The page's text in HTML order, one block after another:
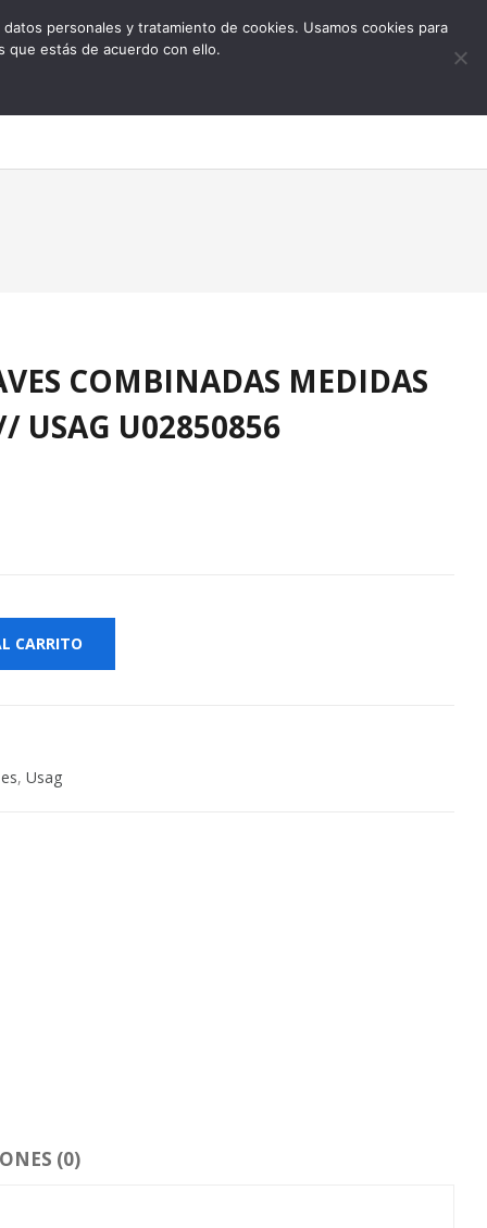
0
COMBINADAS MEDIDAS
USAG U02850856
CARRITO
, Usag
(0)
personales y tratamiento de cookies. Usamos cookies para
que estás de acuerdo con ello.